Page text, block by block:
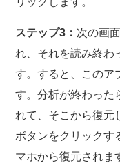
ステップ3： 次の画
れ、それを読み終わ
す。すると、このア
す。分析が終わった
れて、そこから復元
ボタンをクリックす
マホから復元されま